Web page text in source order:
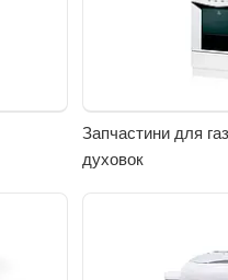
Запчастини для
духовок